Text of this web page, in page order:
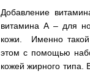
Добавление
витамина А – для
кожи. Именно
этом с помощью
кожей жирного типа.